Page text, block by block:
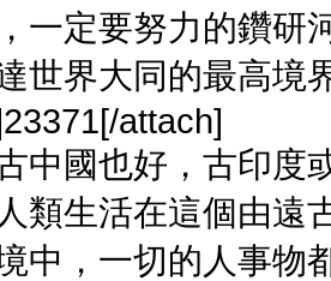
一定要努力的鑽研
世界大同的最高境
attach]
中國也好，古印度
類生活在這個由遠
中，一切的人事物